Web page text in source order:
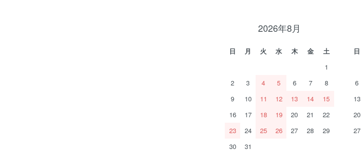
2026年8月
日 月 火 水 木 金
土
1
2
3 4 5 6 7
8
9
10 11 12 13 14
15
16
17 18 19 20 21
22
23
24 25 26 27 28
29
30
31
日
6
13
20
27